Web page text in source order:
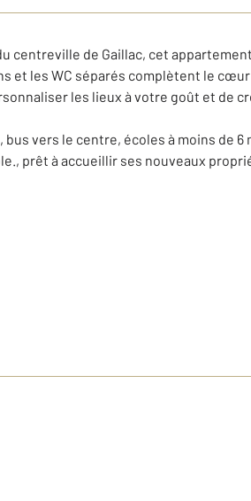
de Gaillac, cet
et les WC séparés complètent le
les lieux à votre goût et de
vers le centre, écoles à moins de
prêt à accueillir ses nouveaux